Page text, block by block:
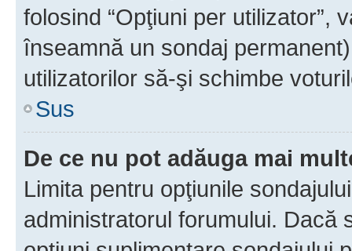
folosind “Opţiuni per utilizator”,
înseamnă un sondaj
utilizatorilor să-şi schimbe
Sus
De ce nu pot adăuga mai
Limita pentru opţiunile
administratorul forumului. Dacă